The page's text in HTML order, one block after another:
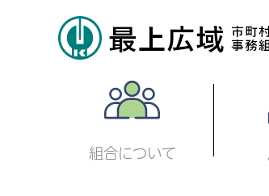
組合について